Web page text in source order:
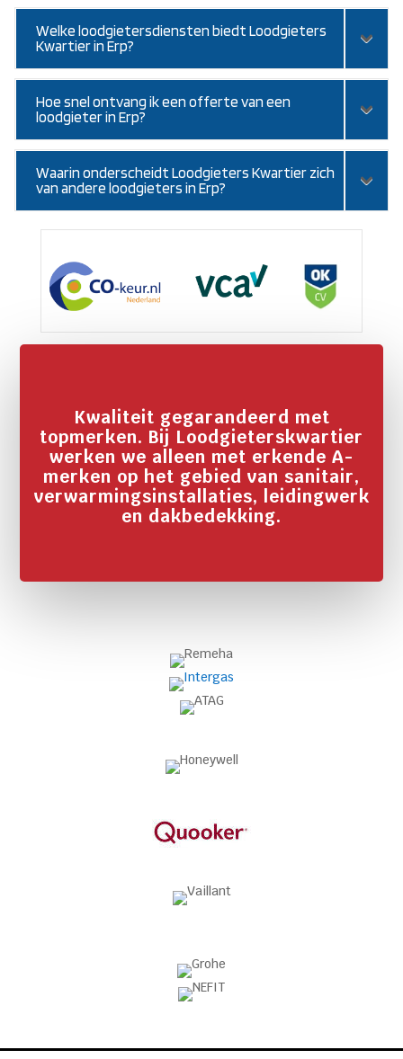
Welke loodgietersdiensten biedt Loodgieters
Kwartier in Erp?
Hoe snel ontvang ik een offerte van een
loodgieter in Erp?
Waarin onderscheidt Loodgieters Kwartier zich
van andere loodgieters in Erp?
Kwaliteit gegarandeerd met
topmerken. Bij Loodgieterskwartier
werken we alleen met erkende A-
merken op het gebied van sanitair,
verwarmingsinstallaties, leidingwerk
en dakbedekking.